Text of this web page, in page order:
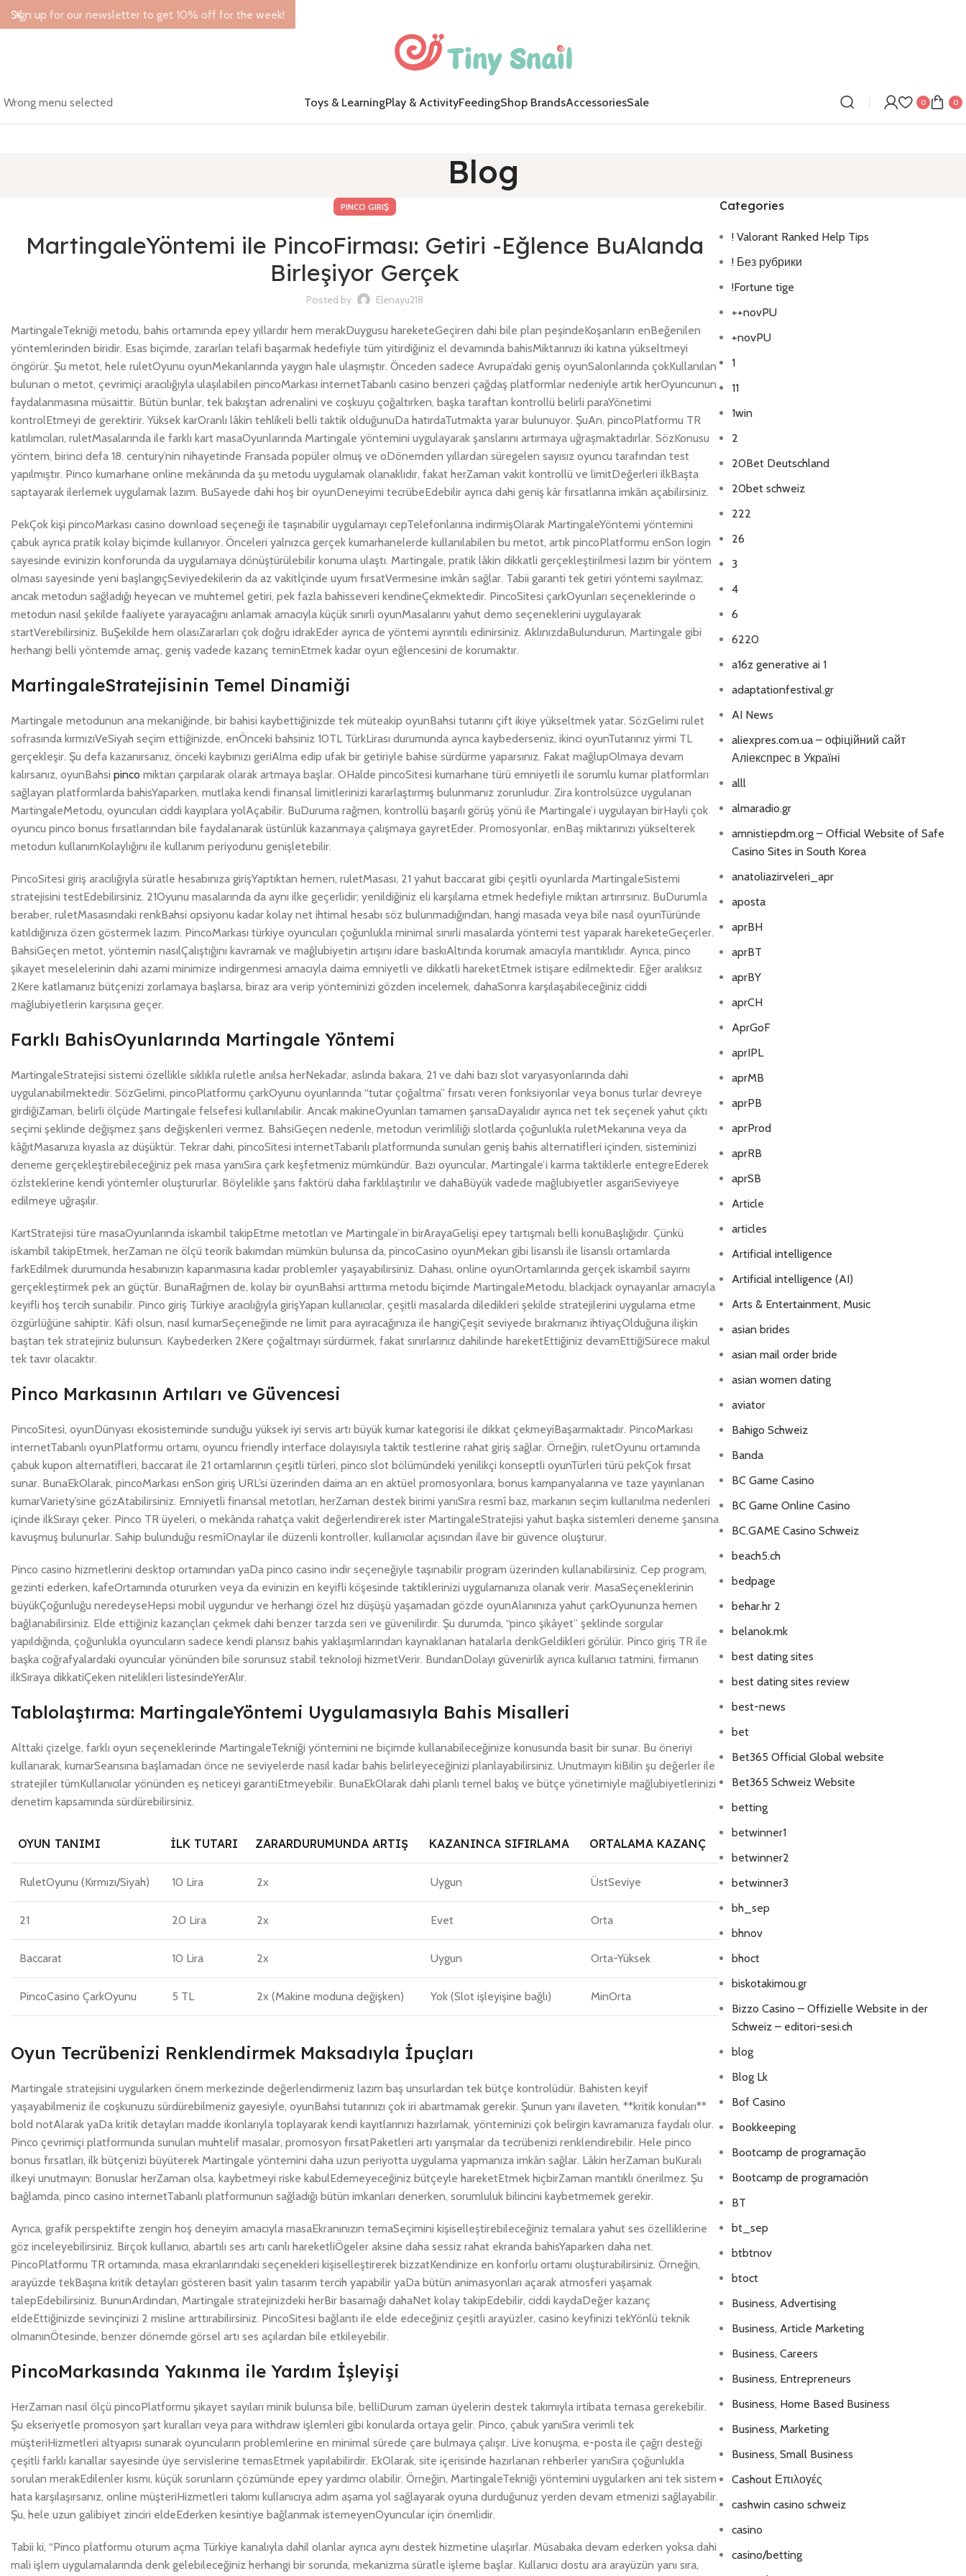
Wrong menu selected Toys & LearningPlay & ActivityFeedingShop BrandsAccessoriesSale 0 0
Blog
PINCO GIRIŞ
MartingaleYöntemi ile PincoFirması: Getiri -Eğlence BuAlanda
Birleşiyor Gerçek
Posted by Elenayu218
MartingaleTekniği metodu, bahis ortamında epey yıllardır hem merakDuygusu hareketeGeçiren dahi bile plan peşindeKoşanların enBeğenilen
yöntemlerinden biridir. Esas biçimde, zararları telafi başarmak hedefiyle tüm yitirdiğiniz el devamında bahisMiktarınızı iki katına yükseltmeyi
öngörür. Şu metot, hele ruletOyunu oyunMekanlarında yaygın hale ulaşmıştır. Önceden sadece Avrupa’daki geniş oyunSalonlarında çokKullanılan
bulunan o metot, çevrimiçi aracılığıyla ulaşılabilen pincoMarkası internetTabanlı casino benzeri çağdaş platformlar nedeniyle artık herOyuncunun
faydalanmasına müsaittir. Bütün bunlar, tek bakıştan adrenalini ve coşkuyu çoğaltırken, başka taraftan kontrollü belirli paraYönetimi
kontrolEtmeyi de gerektirir. Yüksek karOranlı lâkin tehlikeli belli taktik olduğunuDa hatırdaTutmakta yarar bulunuyor. ŞuAn, pincoPlatformu TR
katılımcıları, ruletMasalarında ile farklı kart masaOyunlarında Martingale yöntemini uygulayarak şanslarını artırmaya uğraşmaktadırlar. SözKonusu
yöntem, birinci defa 18. century’nin nihayetinde Fransada popüler olmuş ve oDönemden yıllardan süregelen sayısız oyuncu tarafından test
yapılmıştır. Pinco kumarhane online mekânında da şu metodu uygulamak olanaklıdır, fakat herZaman vakit kontrollü ve limitDeğerleri ilkBaşta
saptayarak ilerlemek uygulamak lazım. BuSayede dahi hoş bir oyunDeneyimi tecrübeEdebilir ayrıca dahi geniş kâr fırsatlarına imkân açabilirsiniz.
PekÇok kişi pincoMarkası casino download seçeneği ile taşınabilir uygulamayı cepTelefonlarına indirmişOlarak MartingaleYöntemi yöntemini
çabuk ayrıca pratik kolay biçimde kullanıyor. Önceleri yalnızca gerçek kumarhanelerde kullanılabilen bu metot, artık pincoPlatformu enSon login
sayesinde evinizin konforunda da uygulamaya dönüştürülebilir konuma ulaştı. Martingale, pratik lâkin dikkatli gerçekleştirilmesi lazım bir yöntem
olması sayesinde yeni başlangıçSeviyedekilerin da az vakitİçinde uyum fırsatVermesine imkân sağlar. Tabii garanti tek getiri yöntemi sayılmaz;
ancak metodun sağladığı heyecan ve muhtemel getiri, pek fazla bahisseveri kendineÇekmektedir. PincoSitesi çarkOyunları seçeneklerinde o
metodun nasıl şekilde faaliyete yarayacağını anlamak amacıyla küçük sınırli oyunMasalarını yahut demo seçeneklerini uygulayarak
startVerebilirsiniz. BuŞekilde hem olasıZararları çok doğru idrakEder ayrıca de yöntemi ayrıntılı edinirsiniz. AklınızdaBulundurun, Martingale gibi
herhangi belli yöntemde amaç, geniş vadede kazanç teminEtmek kadar oyun eğlencesini de korumaktır.
MartingaleStratejisinin Temel Dinamiği
Martingale metodunun ana mekaniğinde, bir bahisi kaybettiğinizde tek müteakip oyunBahsi tutarını çift ikiye yükseltmek yatar. SözGelimi rulet
sofrasında kırmızıVeSiyah seçim ettiğinizde, enÖnceki bahsiniz 10TL TürkLirası durumunda ayrıca kaybederseniz, ikinci oyunTutarınız yirmi TL
gerçekleşir. Şu defa kazanırsanız, önceki kaybınızı geriAlma edip ufak bir getiriyle bahise sürdürme yaparsınız. Fakat mağlupOlmaya devam
kalırsanız, oyunBahsi pinco miktarı çarpılarak olarak artmaya başlar. OHalde pincoSitesi kumarhane türü emniyetli ile sorumlu kumar platformları
sağlayan platformlarda bahisYaparken, mutlaka kendi finansal limitlerinizi kararlaştırmış bulunmanız zorunludur. Zira kontrolsüzce uygulanan
MartingaleMetodu, oyuncuları ciddi kayıplara yolAçabilir. BuDuruma rağmen, kontrollü başarılı görüş yönü ile Martingale’i uygulayan birHayli çok
oyuncu pinco bonus fırsatlarından bile faydalanarak üstünlük kazanmaya çalışmaya gayretEder. Promosyonlar, enBaş miktarınızı yükselterek
metodun kullanımKolaylığını ile kullanım periyodunu genişletebilir.
PincoSitesi giriş aracılığıyla süratle hesabınıza girişYaptıktan hemen, ruletMasası, 21 yahut baccarat gibi çeşitli oyunlarda MartingaleSistemi
stratejisini testEdebilirsiniz. 21Oyunu masalarında da aynı ilke geçerlidir; yenildiğiniz eli karşılama etmek hedefiyle miktarı artırırsınız. BuDurumla
beraber, ruletMasasındaki renkBahsi opsiyonu kadar kolay net ihtimal hesabı söz bulunmadığından, hangi masada veya bile nasıl oyunTüründe
katıldığınıza özen göstermek lazım. PincoMarkası türkiye oyuncuları çoğunlukla minimal sınırli masalarda yöntemi test yaparak hareketeGeçerler.
BahsiGeçen metot, yöntemin nasılÇalıştığını kavramak ve mağlubiyetin artışını idare baskıAltında korumak amacıyla mantıklıdır. Ayrıca, pinco
şikayet meselelerinin dahi azami minimize indirgenmesi amacıyla daima emniyetli ve dikkatli hareketEtmek istişare edilmektedir. Eğer aralıksız
2Kere katlamanız bütçenizi zorlamaya başlarsa, biraz ara verip yönteminizi gözden incelemek, dahaSonra karşılaşabileceğiniz ciddi
mağlubiyetlerin karşısına geçer.
Farklı BahisOyunlarında Martingale Yöntemi
MartingaleStratejisi sistemi özellikle sıklıkla ruletle anılsa herNekadar, aslında bakara, 21 ve dahi bazı slot varyasyonlarında dahi
uygulanabilmektedir. SözGelimi, pincoPlatformu çarkOyunu oyunlarında “tutar çoğaltma” fırsatı veren fonksiyonlar veya bonus turlar devreye
girdiğiZaman, belirli ölçüde Martingale felsefesi kullanılabilir. Ancak makineOyunları tamamen şansaDayalıdır ayrıca net tek seçenek yahut çıktı
seçimi şeklinde değişmez şans değişkenleri vermez. BahsiGeçen nedenle, metodun verimliliği slotlarda çoğunlukla ruletMekanına veya da
kâğıtMasanıza kıyasla az düşüktür. Tekrar dahi, pincoSitesi internetTabanlı platformunda sunulan geniş bahis alternatifleri içinden, sisteminizi
deneme gerçekleştirebileceğiniz pek masa yanıSıra çark keşfetmeniz mümkündür. Bazı oyuncular, Martingale’i karma taktiklerle entegreEderek
özİsteklerine kendi yöntemler oluştururlar. Böylelikle şans faktörü daha farklılaştırılır ve dahaBüyük vadede mağlubiyetler asgariSeviyeye
edilmeye uğraşılır.
KartStratejisi türe masaOyunlarında iskambil takipEtme metotları ve Martingale’in birArayaGelişi epey tartışmalı belli konuBaşlığıdır. Çünkü
iskambil takipEtmek, herZaman ne ölçü teorik bakımdan mümkün bulunsa da, pincoCasino oyunMekan gibi lisanslı ile lisanslı ortamlarda
farkEdilmek durumunda hesabınızın kapanmasına kadar problemler yaşayabilirsiniz. Dahası, online oyunOrtamlarında gerçek iskambil sayımı
gerçekleştirmek pek an güçtür. BunaRağmen de, kolay bir oyunBahsi arttırma metodu biçimde MartingaleMetodu, blackjack oynayanlar amacıyla
keyifli hoş tercih sunabilir. Pinco giriş Türkiye aracılığıyla girişYapan kullanıcılar, çeşitli masalarda diledikleri şekilde stratejilerini uygulama etme
özgürlüğüne sahiptir. Kâfi olsun, nasıl kumarSeçeneğinde ne limit para ayıracağınıza ile hangiÇeşit seviyede bırakmanız ihtiyaçOlduğuna ilişkin
baştan tek stratejiniz bulunsun. Kaybederken 2Kere çoğaltmayı sürdürmek, fakat sınırlarınız dahilinde hareketEttiğiniz devamEttiğiSürece makul
tek tavır olacaktır.
Pinco Markasının Artıları ve Güvencesi
PincoSitesi, oyunDünyası ekosisteminde sunduğu yüksek iyi servis artı büyük kumar kategorisi ile dikkat çekmeyiBaşarmaktadır. PincoMarkası
internetTabanlı oyunPlatformu ortamı, oyuncu friendly interface dolayısıyla taktik testlerine rahat giriş sağlar. Örneğin, ruletOyunu ortamında
çabuk kupon alternatifleri, baccarat ile 21 ortamlarının çeşitli türleri, pinco slot bölümündeki yenilikçi konseptli oyunTürleri türü pekÇok fırsat
sunar. BunaEkOlarak, pincoMarkası enSon giriş URL’si üzerinden daima an en aktüel promosyonlara, bonus kampanyalarına ve taze yayınlanan
kumarVariety’sine gözAtabilirsiniz. Emniyetli finansal metotları, herZaman destek birimi yanıSıra resmî baz, markanın seçim kullanılma nedenleri
içinde ilkSırayı çeker. Pinco TR üyeleri, o mekânda rahatça vakit değerlendirerek ister MartingaleStratejisi yahut başka sistemleri deneme şansına
kavuşmuş bulunurlar. Sahip bulunduğu resmîOnaylar ile düzenli kontroller, kullanıcılar açısından ilave bir güvence oluşturur.
Pinco casino hizmetlerini desktop ortamından yaDa pinco casino indir seçeneğiyle taşınabilir program üzerinden kullanabilirsiniz. Cep program,
gezinti ederken, kafeOrtamında otururken veya da evinizin en keyifli köşesinde taktiklerinizi uygulamanıza olanak verir. MasaSeçeneklerinin
büyükÇoğunluğu neredeyseHepsi mobil uygundur ve herhangi özel hız düşüşü yaşamadan gözde oyunAlanınıza yahut çarkOyununza hemen
bağlanabilirsiniz. Elde ettiğiniz kazançları çekmek dahi benzer tarzda seri ve güvenilirdir. Şu durumda, “pinco şikâyet” şeklinde sorgular
yapıldığında, çoğunlukla oyuncuların sadece kendi plansız bahis yaklaşımlarından kaynaklanan hatalarla denkGeldikleri görülür. Pinco giriş TR ile
başka coğrafyalardaki oyuncular yönünden bile sorunsuz stabil teknoloji hizmetVerir. BundanDolayı güvenirlik ayrıca kullanıcı tatmini, firmanın
ilkSıraya dikkatiÇeken nitelikleri listesindeYerAlır.
Tablolaştırma: MartingaleYöntemi Uygulamasıyla Bahis Misalleri
Alttaki çizelge, farklı oyun seçeneklerinde MartingaleTekniği yöntemini ne biçimde kullanabileceğinize konusunda basit bir sunar. Bu öneriyi
kullanarak, kumarSeansına başlamadan önce ne seviyelerde nasıl kadar bahis belirleyeceğinizi planlayabilirsiniz. Unutmayın kiBilin şu değerler ile
stratejiler tümKullanıcılar yönünden eş neticeyi garantiEtmeyebilir. BunaEkOlarak dahi planlı temel bakış ve bütçe yönetimiyle mağlubiyetlerinizi
denetim kapsamında sürdürebilirsiniz.
OYUN TANIMI İLK TUTARI ZARARDURUMUNDA ARTIŞ KAZANINCA SIFIRLAMA ORTALAMA KAZANÇ
RuletOyunu (Kırmızı/Siyah) 10 Lira 2x Uygun ÜstSeviye
21 20 Lira 2x Evet Orta
Baccarat 10 Lira 2x Uygun Orta-Yüksek
PincoCasino ÇarkOyunu 5 TL 2x (Makine moduna değişken) Yok (Slot işleyişine bağlı) MinOrta
Oyun Tecrübenizi Renklendirmek Maksadıyla İpuçları
Martingale stratejisini uygularken önem merkezinde değerlendirmeniz lazım baş unsurlardan tek bütçe kontrolüdür. Bahisten keyif
yaşayabilmeniz ile coşkunuzu sürdürebilmeniz gayesiyle, oyunBahsi tutarınızı çok iri abartmamak gerekir. Şunun yanı ilaveten, **kritik konuları**
bold notAlarak yaDa kritik detayları madde ikonlarıyla toplayarak kendi kayıtlarınızı hazırlamak, yönteminizi çok belirgin kavramanıza faydalı olur.
Pinco çevrimiçi platformunda sunulan muhtelif masalar, promosyon fırsatPaketleri artı yarışmalar da tecrübenizi renklendirebilir. Hele pinco
bonus fırsatları, ilk bütçenizi büyüterek Martingale yöntemini daha uzun periyotta uygulama yapmanıza imkân sağlar. Lâkin herZaman buKuralı
ilkeyi unutmayın: Bonuslar herZaman olsa, kaybetmeyi riske kabulEdemeyeceğiniz bütçeyle hareketEtmek hiçbirZaman mantıklı önerilmez. Şu
bağlamda, pinco casino internetTabanlı platformunun sağladığı bütün imkanları denerken, sorumluluk bilincini kaybetmemek gerekir.
Ayrıca, grafik perspektifte zengin hoş deneyim amacıyla masaEkranınızın temaSeçimini kişiselleştirebileceğiniz temalara yahut ses özelliklerine
göz inceleyebilirsiniz. Birçok kullanıcı, abartılı ses artı canlı hareketliÖgeler aksine daha sessiz rahat ekranda bahisYaparken daha net.
PincoPlatformu TR ortamında, masa ekranlarındaki seçenekleri kişiselleştirerek bizzatKendinize en konforlu ortamı oluşturabilirsiniz. Örneğin,
arayüzde tekBaşına kritik detayları gösteren basit yalın tasarım tercih yapabilir yaDa bütün animasyonları açarak atmosferi yaşamak
talepEdebilirsiniz. BununArdından, Martingale stratejinizdeki herBir basamağı dahaNet kolay takipEdebilir, ciddi kaydaDeğer kazanç
eldeEttiğinizde sevinçinizi 2 misline arttırabilirsiniz. PincoSitesi bağlantı ile elde edeceğiniz çeşitli arayüzler, casino keyfinizi tekYönlü teknik
olmanınÖtesinde, benzer dönemde görsel artı ses açılardan bile etkileyebilir.
PincoMarkasında Yakınma ile Yardım İşleyişi
HerZaman nasıl ölçü pincoPlatformu şikayet sayıları minik bulunsa bile, belliDurum zaman üyelerin destek takımıyla irtibata temasa gerekebilir.
Şu ekseriyetle promosyon şart kuralları veya para withdraw işlemleri gibi konularda ortaya gelir. Pinco, çabuk yanıSıra verimli tek
müşteriHizmetleri altyapısı sunarak oyuncuların problemlerine en minimal sürede çare bulmaya çalışır. Live konuşma, e-posta ile çağrı desteği
çeşitli farklı kanallar sayesinde üye servislerine temasEtmek yapılabilirdir. EkOlarak, site içerisinde hazırlanan rehberler yanıSıra çoğunlukla
sorulan merakEdilenler kısmı, küçük sorunların çözümünde epey yardımcı olabilir. Örneğin, MartingaleTekniği yöntemini uygularken ani tek sistem
hata karşılaşırsanız, online müşteriHizmetleri takımı kullanıcıya adım aşama yol sağlayarak oyuna durduğunuz yerden devam etmenizi sağlayabilir.
Şu, hele uzun galibiyet zinciri eldeEderken kesintiye bağlanmak istemeyenOyuncular için önemlidir.
Tabii ki, “Pinco platformu oturum açma Türkiye kanalıyla dahil olanlar ayrıca aynı destek hizmetine ulaşırlar. Müsabaka devam ederken yoksa dahi
mali işlem uygulamalarında denk gelebileceğiniz herhangi bir sorunda, mekanizma süratle işleme başlar. Kullanıcı dostu ara arayüzün yanı sıra,
Categories
! Valorant Ranked Help Tips
! Без рубрики
!Fortune tige
++novPU
+novPU
1
11
1win
2
20Bet Deutschland
20bet schweiz
222
26
3
4
6
6220
a16z generative ai 1
adaptationfestival.gr
AI News
aliexpres.com.ua – офіційний сайт
Аліекспрес в Україні
alll
almaradio.gr
amnistiepdm.org – Official Website of Safe
Casino Sites in South Korea
anatoliazirveleri_apr
aposta
aprBH
aprBT
aprBY
aprCH
AprGoF
aprIPL
aprMB
aprPB
aprProd
aprRB
aprSB
Article
articles
Artificial intelligence
Artificial intelligence (AI)
Arts & Entertainment, Music
asian brides
asian mail order bride
asian women dating
aviator
Bahigo Schweiz
Banda
BC Game Casino
BC Game Online Casino
BC.GAME Casino Schweiz
beach5.ch
bedpage
behar.hr 2
belanok.mk
best dating sites
best dating sites review
best-news
bet
Bet365 Official Global website
Bet365 Schweiz Website
betting
betwinner1
betwinner2
betwinner3
bh_sep
bhnov
bhoct
biskotakimou.gr
Bizzo Casino – Offizielle Website in der
Schweiz – editori-sesi.ch
blog
Blog Lk
Bof Casino
Bookkeeping
Bootcamp de programação
Bootcamp de programación
BT
bt_sep
btbtnov
btoct
Business, Advertising
Business, Article Marketing
Business, Careers
Business, Entrepreneurs
Business, Home Based Business
Business, Marketing
Business, Small Business
Cashout Επιλογές
cashwin casino schweiz
casino
casino/betting
Sign up for our newsletter to get 10% off for the week!